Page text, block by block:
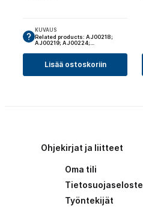
KUVAUS
Related products: AJ00218;
AJ00219; AJ00224;…
Lisää ostoskoriin
Ohjekirjat ja liitteet
Oma tili
Tietosuojaseloste
Työntekijät